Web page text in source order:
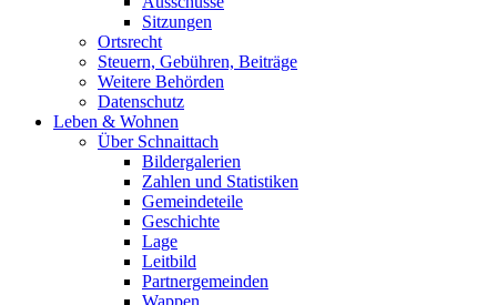
Sitzungen
Ortsrecht
Steuern, Gebühren, Beiträge
Weitere Behörden
Datenschutz
Leben & Wohnen
Über Schnaittach
Bildergalerien
Zahlen und Statistiken
Gemeindeteile
Geschichte
Lage
Leitbild
Partnergemeinden
Wappen